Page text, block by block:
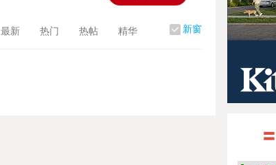
新窗
最新 热门 热帖 精华